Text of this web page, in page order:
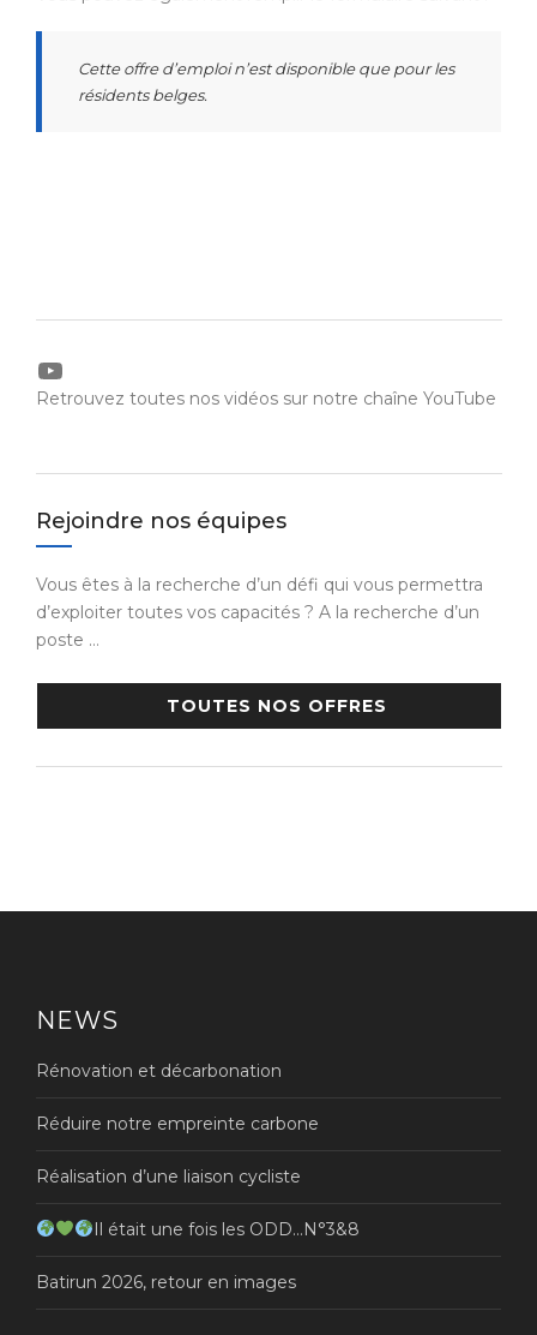
Cette offre d’emploi n’est disponible que pour les
résidents belges.
YouTube
Retrouvez toutes nos vidéos sur notre chaîne YouTube
Rejoindre nos équipes
Vous êtes à la recherche d’un défi qui vous permettra
d’exploiter toutes vos capacités ? A la recherche d’un
poste …
TOUTES NOS OFFRES
NEWS
Rénovation et décarbonation
Réduire notre empreinte carbone
Réalisation d’une liaison cycliste
Il était une fois les ODD…N°3&8
Batirun 2026, retour en images